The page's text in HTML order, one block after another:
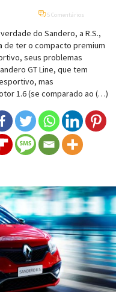
5 Comentários
do Sandero, a R.S.,
de ter o compacto premium
seus problemas
GT Line, que tem
mas
1.6 (se comparado ao (…)